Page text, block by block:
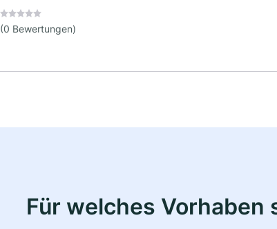
(0 Bewertungen)
Für welches Vorhaben